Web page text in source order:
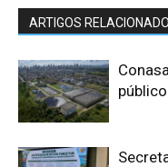
ARTIGOS